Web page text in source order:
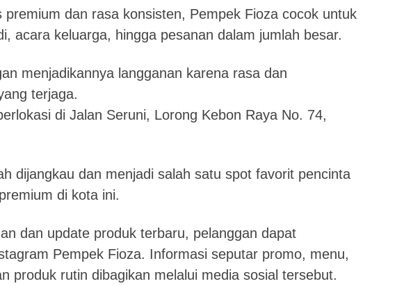
premium dan rasa konsisten, Pempek Fioza cocok untuk
acara keluarga, hingga pesanan dalam jumlah besar.
menjadikannya langganan karena rasa dan
terjaga.
di Jalan Seruni, Lorong Kebon Raya No. 74,
dijangkau dan menjadi salah satu spot favorit pencinta
di kota ini.
dan update produk terbaru, pelanggan dapat
Pempek Fioza. Informasi seputar promo, menu,
produk rutin dibagikan melalui media sosial tersebut.